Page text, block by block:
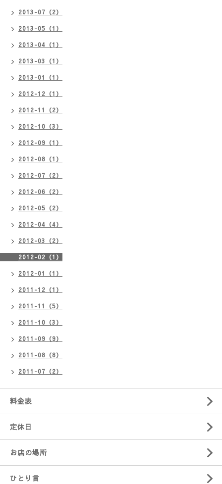
2013-07（2）
2013-05（1）
2013-04（1）
2013-03（1）
2013-01（1）
2012-12（1）
2012-11（2）
2012-10（3）
2012-09（1）
2012-08（1）
2012-07（2）
2012-06（2）
2012-05（2）
2012-04（4）
2012-03（2）
2012-02（1）
2012-01（1）
2011-12（1）
2011-11（5）
2011-10（3）
2011-09（9）
2011-08（8）
2011-07（2）
料金表
定休日
お店の場所
ひとり言